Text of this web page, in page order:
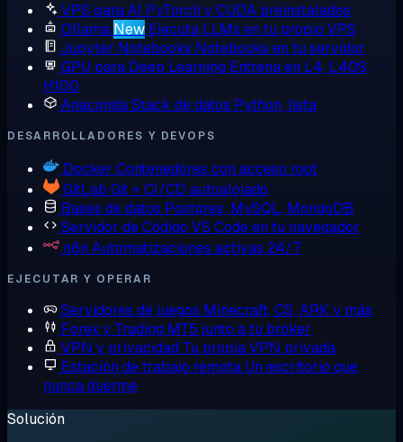
VPS para AI PyTorch y CUDA preinstalados
Ollama New Ejecuta LLMs en tu propio VPS
Jupyter Notebooks Notebooks en tu servidor
GPU para Deep Learning Entrena en L4, L40S,
H100
AnacondaStack de datos Python, lista
DESARROLLADORES Y DEVOPS
Docker Contenedores con acceso root
GitLab Git + CI/CD autoalojado
Bases de datos Postgres, MySQL, MongoDB
Servidor de Código VS Code en tu navegador
n8n Automatizaciones activas 24/7
EJECUTAR Y OPERAR
Servidores de juegos Minecraft, CS, ARK y más
Forex y Trading MT5 junto a tu bróker
VPN y privacidad Tu propia VPN privada
Estación de trabajo remota Un escritorio que
nunca duerme
Solución